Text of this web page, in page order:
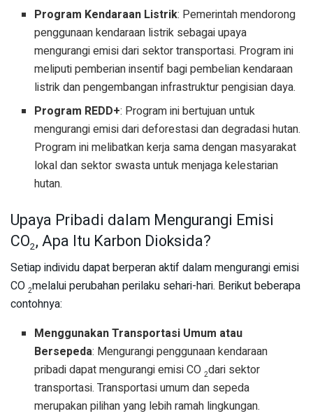
Program Kendaraan Listrik: Pemerintah mendorong
penggunaan kendaraan listrik sebagai upaya
mengurangi emisi dari sektor transportasi. Program ini
meliputi pemberian insentif bagi pembelian kendaraan
listrik dan pengembangan infrastruktur pengisian daya.
Program REDD+: Program ini bertujuan untuk
mengurangi emisi dari deforestasi dan degradasi hutan.
Program ini melibatkan kerja sama dengan masyarakat
lokal dan sektor swasta untuk menjaga kelestarian
hutan.
Upaya Pribadi dalam Mengurangi Emisi
CO2, Apa Itu Karbon Dioksida?
Setiap individu dapat berperan aktif dalam mengurangi emisi
CO 2melalui perubahan perilaku sehari-hari. Berikut beberapa
contohnya:
Menggunakan Transportasi Umum atau
Bersepeda: Mengurangi penggunaan kendaraan
pribadi dapat mengurangi emisi CO2dari sektor
transportasi. Transportasi umum dan sepeda
merupakan pilihan yang lebih ramah lingkungan.